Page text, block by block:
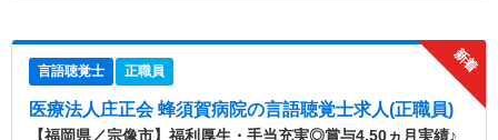
言語聴覚士 正職員
医療法人庄正会 蜂須賀病院の言語聴覚士求人(正職員)
【福岡県／宗像市】福利厚生・手当充実◎賞与4.50ヵ月実績♪